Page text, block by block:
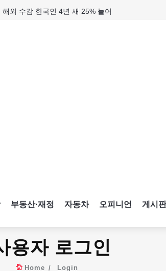
해외 수감 한국인 4년 새 25% 늘어
부동산·재정 자동차 오피니언 게시판
용자 로그인
Home Login